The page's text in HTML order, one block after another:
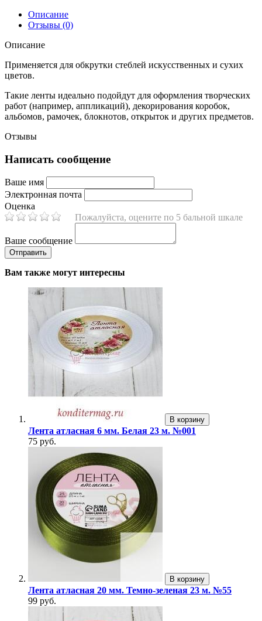
Описание
Отзывы (0)
Описание
Применяется для обкрутки стеблей искусственных и сухих
цветов.
Такие ленты идеально подойдут для оформления творческих
работ (например, аппликаций), декорирования коробок,
альбомов, рамочек, блокнотов, открыток и других предметов.
Отзывы
Написать сообщение
Ваше имя
Электронная почта
Оценка
Пожалуйста, оцените по 5 бальной шкале
Ваше сообщение
Вам также могут интересны
В корзину
Лента атласная 6 мм. Белая 23 м. №001
75 руб.
В корзину
Лента атласная 20 мм. Темно-зеленая 23 м. №55
99 руб.